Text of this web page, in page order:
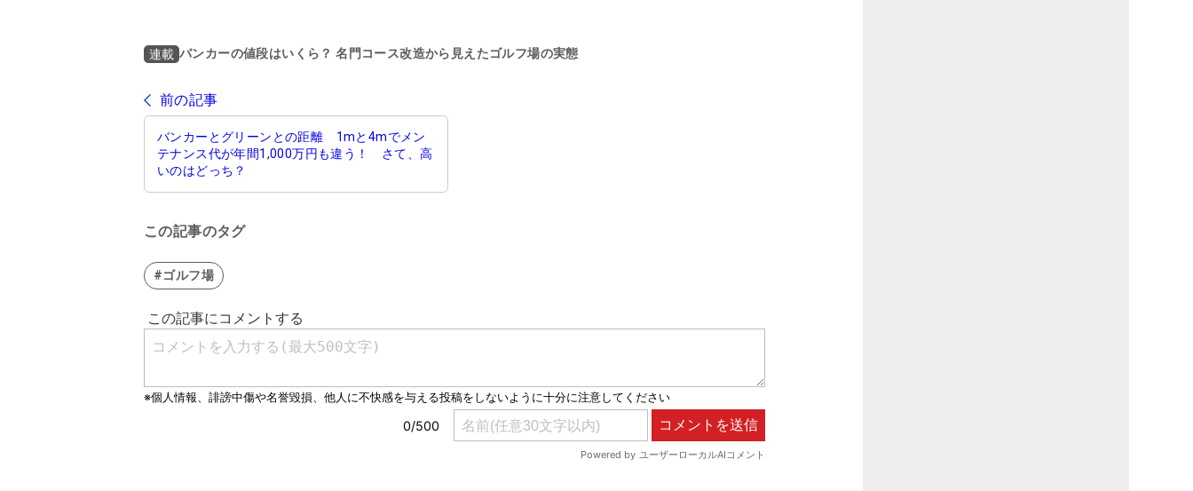
連載 バンカーの値段はいくら？ 名門コース改造から見えたゴルフ場の実態
前の記事
バンカーとグリーンとの距離 1mと4mでメン
テナンス代が年間1,000万円も違う！ さて、高
いのはどっち？
この記事のタグ
#ゴルフ場